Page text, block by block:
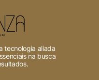
tecnologia aliada
na busca